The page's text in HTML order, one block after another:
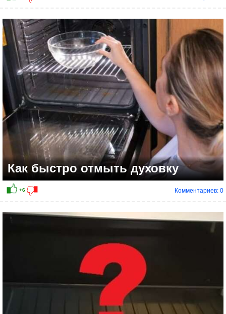
Как быстро отмыть духовку
Комментариев: 0